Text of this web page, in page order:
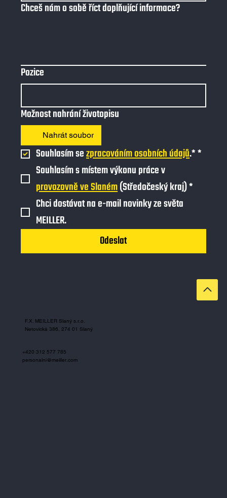
Chceš nám o sobě říct doplňující informace?
Pozice
Možnost nahrání životopisu
Nahrát soubor
Souhlasím se zpracováním osobních údajů.**
provozovně ve Slaném (Středočeský kraj)*
Chci dostávat na e-mail novinky ze světa
MEILLER.
Odeslat
F.X. MEILLER Slaný s.r.o.
Netovická 386, 274 01 Slaný
+420 312 577 785
personalni@meiller.com